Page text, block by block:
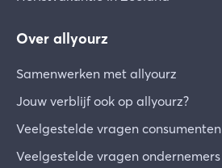
Over allyourz
Samenwerken met allyourz
Jouw verblijf ook op allyourz?
Veelgestelde vragen consumenten
Veelgestelde vragen ondernemers